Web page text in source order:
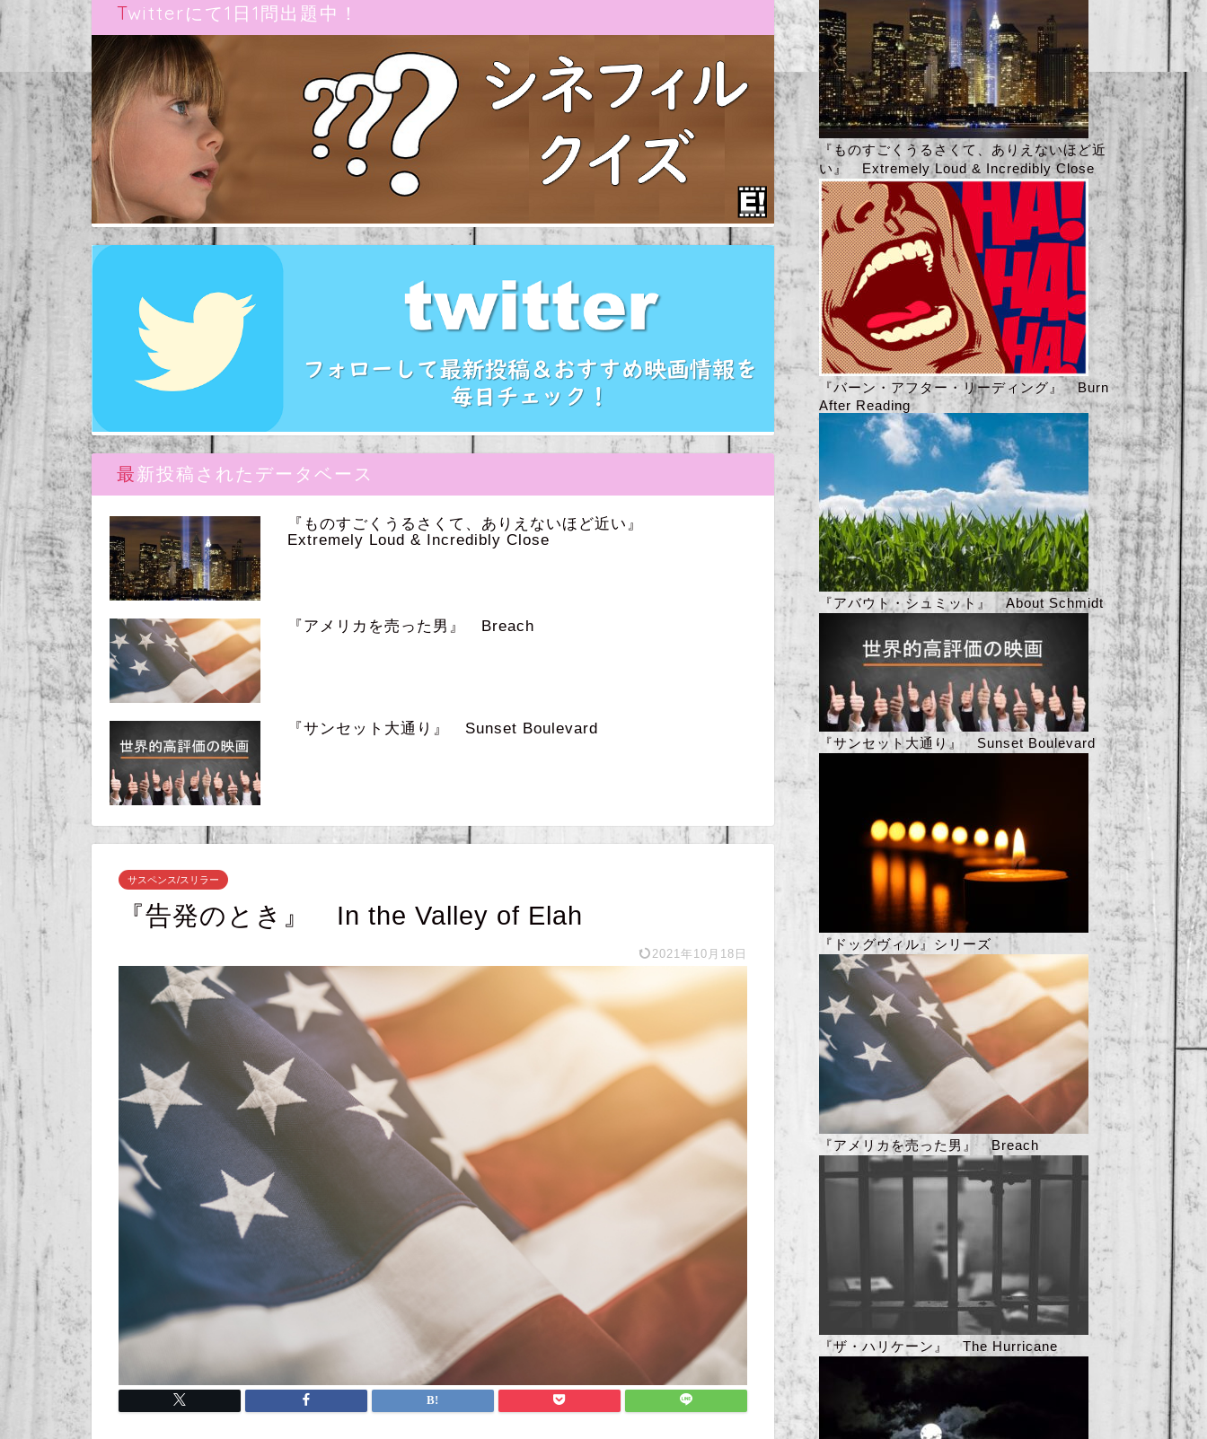
Twitterにて1日1問出題中！
最新投稿されたデータベース
『ものすごくうるさくて、ありえないほど近い』
Extremely Loud & Incredibly Close
『アメリカを売った男』 Breach
『サンセット大通り』 Sunset Boulevard
サスペンス/スリラー
『告発のとき』 In the Valley of Elah
2021年10月18日
『ものすごくうるさくて、ありえないほど近
い』 Extremely Loud & Incredibly Close
『バーン・アフター・リーディング』 Burn
After Reading
『アバウト・シュミット』 About Schmidt
『サンセット大通り』 Sunset Boulevard
『ドッグヴィル』シリーズ
『アメリカを売った男』 Breach
『ザ・ハリケーン』 The Hurricane